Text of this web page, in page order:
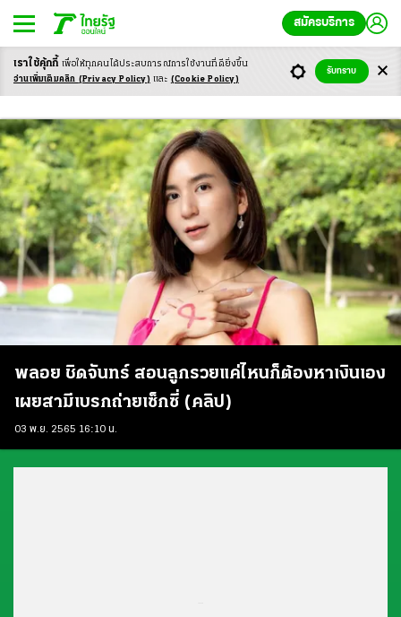
สมัครบริการ
พลอย ชิดจันทร์ รวย
พลอย ชิดจันทร์ สอนลูกรวยแค่ไหนก็ต้องหาเงินเอง
เผยสามีเบรกถ่ายเซ็กซี่ (คลิป)
03 พ.ย. 2565 16:10 น.
เราใช้คุ้กกี้ เพื่อให้ทุกคนได้ประสบการณ์การใช้งานที่ดียิ่งขึ้น
อ่านเพิ่มเติมคลิก (Privacy Policy) และ (Cookie Policy)
รับทราบ